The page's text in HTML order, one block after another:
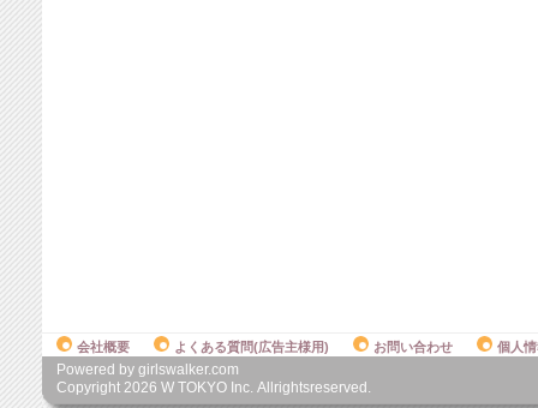
会社概要 よくある質問(広告主様用) お問い合わせ 個人
Powered by girlswalker.com
Copyright 2026 W TOKYO Inc. Allrightsreserved.